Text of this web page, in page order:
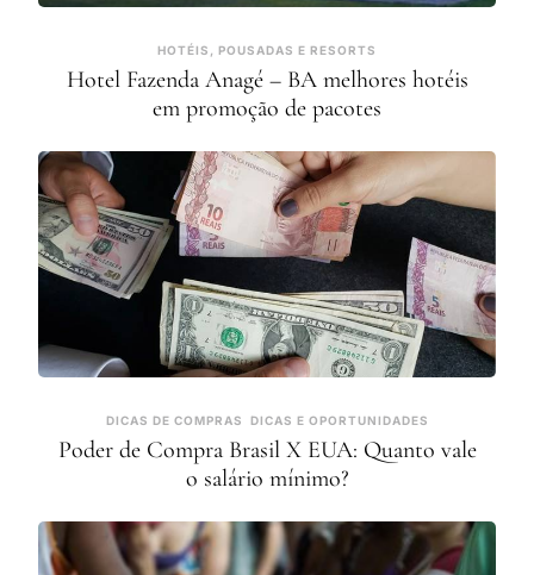
HOTÉIS, POUSADAS E RESORTS
Hotel Fazenda Anagé – BA melhores hotéis
em promoção de pacotes
DICAS DE COMPRAS DICAS E OPORTUNIDADES
Poder de Compra Brasil X EUA: Quanto vale
o salário mínimo?